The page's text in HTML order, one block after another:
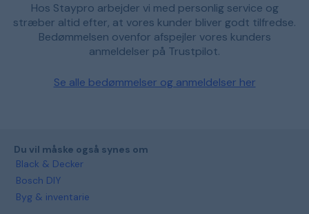
Hos Staypro arbejder vi med personlig service og
stræber altid efter, at vores kunder bliver godt tilfredse.
Bedømmelsen ovenfor afspejler vores kunders
anmeldelser på Trustpilot.
Se alle bedømmelser og anmeldelser her
Du vil måske også synes om
Black & Decker
Bosch DIY
Byg & inventarie